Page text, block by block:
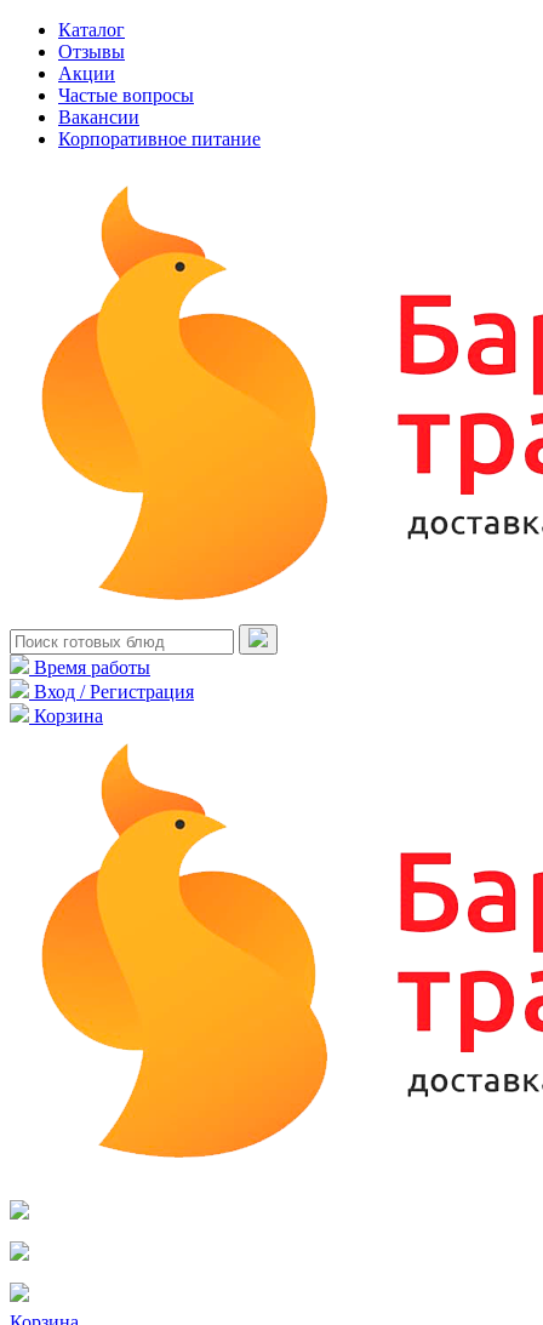
Каталог
Отзывы
Акции
Частые вопросы
Вакансии
Корпоративное питание
Время работы
Вход / Регистрация
Корзина